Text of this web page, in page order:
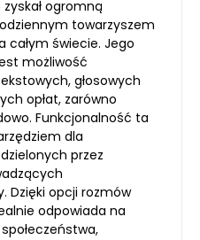
ogromną
towarzyszem
całym świecie. Jego
możliwość
głosowych
opłat, zarówno
Funkcjonalność ta
dla
przez
Dzięki opcji rozmów
odpowiada na